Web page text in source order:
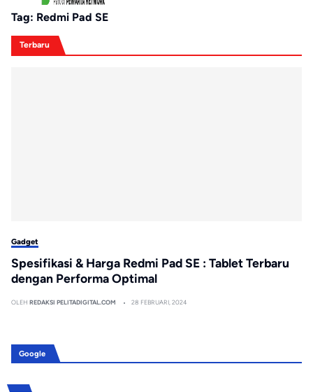
Tag: Redmi Pad SE
Terbaru
Gadget
Spesifikasi & Harga Redmi Pad SE : Tablet Terbaru
dengan Performa Optimal
OLEH REDAKSI PELITADIGITAL.COM 28 FEBRUARI, 2024
Google